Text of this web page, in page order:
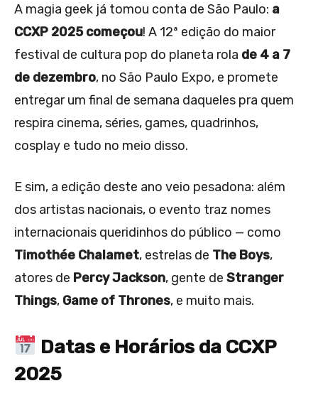
A magia geek já tomou conta de São Paulo: a
CCXP 2025 começou! A 12ª edição do maior
festival de cultura pop do planeta rola de 4 a 7
de dezembro, no São Paulo Expo, e promete
entregar um final de semana daqueles pra quem
respira cinema, séries, games, quadrinhos,
cosplay e tudo no meio disso.
E sim, a edição deste ano veio pesadona: além
dos artistas nacionais, o evento traz nomes
internacionais queridinhos do público — como
Timothée Chalamet, estrelas de The Boys,
atores de Percy Jackson, gente de Stranger
Things, Game of Thrones, e muito mais.
Datas e Horários da CCXP
2025